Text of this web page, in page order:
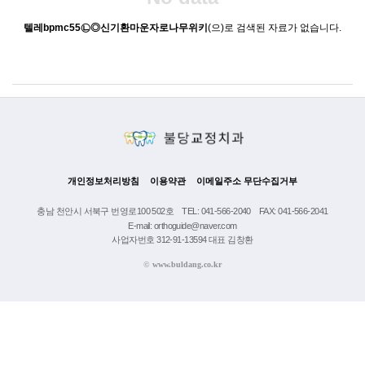
텔레bpmc55㉡◎신기환마운자로나무위키 (으)로 검색된 자료가 없습니다.
개인정보처리방침 이용약관 이메일주소 무단수집거부
충남 천안시 서북구 번영로100 502호 TEL: 041-566-2040
FAX: 041-566-2041
E-mail: orthoguide@naver.com
사업자번호 312-91-13594 대표 김창환
© www.buldang.co.kr